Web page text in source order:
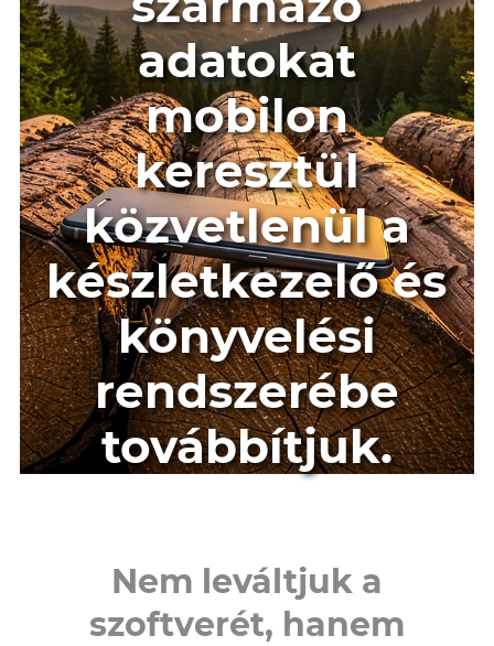
adatokat
mobilon
keresztül
közvetlenül a
készletkezelő és
könyvelési
rendszerébe
továbbítjuk.
Nem leváltjuk a
szoftverét, hanem